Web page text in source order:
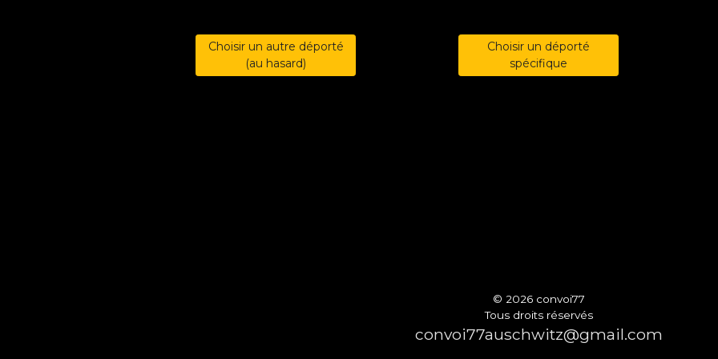
Choisir un autre déporté
(au hasard)
Choisir un déporté
spécifique
© 2026 convoi77
Tous droits réservés
convoi77auschwitz@gmail.com